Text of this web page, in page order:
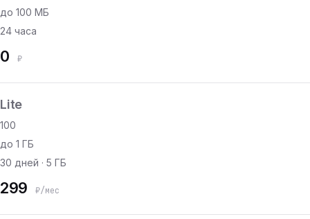
до 100 МБ
24 часа
0 ₽
Lite
100
до 1 ГБ
30 дней · 5 ГБ
299 ₽/мес